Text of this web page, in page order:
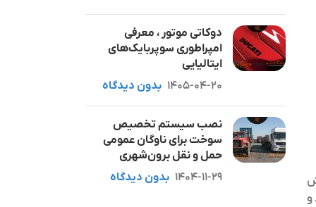
و
دوکاتی موتور ، معرفی
امپراطوری سوپربایک‌های
ایتالیایی
1405-04-20 بدون دیدگاه
نصب سیستم تخصیص
سوخت برای ناوگان عمومی
حمل و نقل برون‌شهری
1404-11-29 بدون دیدگاه